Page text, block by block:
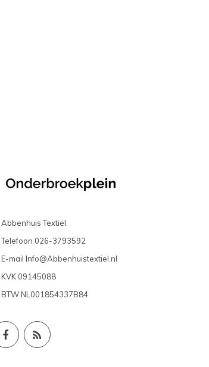
Abbenhuis Textiel.
Telefoon 026-3793592
E-mail Info@Abbenhuistextiel.nl
KVK 09145088
BTW NL001854337B84